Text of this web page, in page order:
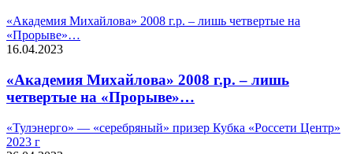
«Академия Михайлова» 2008 г.р. – лишь четвертые на
«Прорыве»…
16.04.2023
«Академия Михайлова» 2008 г.р. – лишь
четвертые на «Прорыве»…
«Тулэнерго» — «серебряный» призер Кубка «Россети Центр»
2023 г